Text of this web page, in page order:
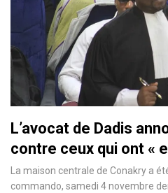
L’avocat de Dadis
contre ceux qui ont «
La maison centrale de Conakry a
commando, samedi 4 novembre